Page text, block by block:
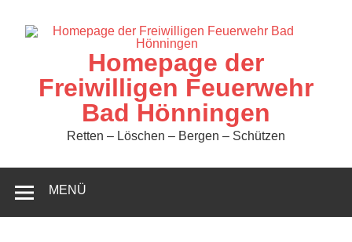
springen
Homepage der
Freiwilligen Feuerwehr
Bad Hönningen
Retten – Löschen – Bergen – Schützen
MENÜ